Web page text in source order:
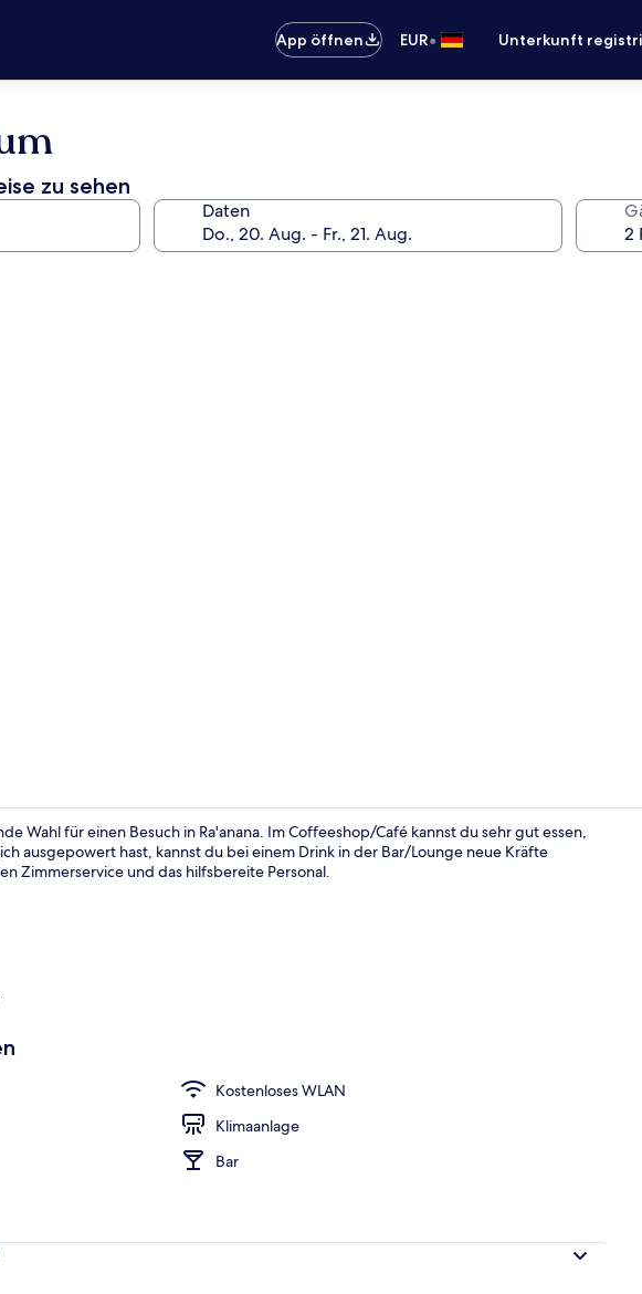
App öffnen
EUR• Unterkunft
zu sehen
Daten
Wahl für einen Besuch in Ra'anana. Im Coffeeshop/Café kannst du sehr gut essen,
ausgepowert hast, kannst du bei einem Drink in der Bar/Lounge neue Kräfte
Zimmerservice und das hilfsbereite Personal.
Kostenloses WLAN
Klimaanlage
Bar